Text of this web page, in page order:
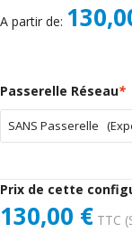
A partir de:
Passerelle Réseau*
Prix de cette
130,00 € TTC